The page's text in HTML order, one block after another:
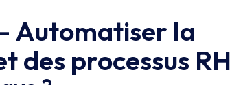
Automatiser la
des processus RH